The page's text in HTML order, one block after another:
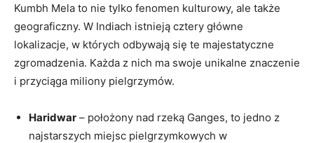
Kumbh Mela to nie tylko fenomen kulturowy, ale także
geograficzny. W Indiach istnieją cztery główne
lokalizacje, w których odbywają się te majestatyczne
zgromadzenia. Każda z nich ma swoje unikalne znaczenie
i przyciąga miliony pielgrzymów.
Haridwar – położony nad rzeką Ganges, to jedno z
najstarszych miejsc pielgrzymkowych w